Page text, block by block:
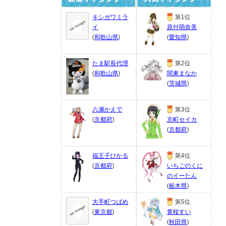
キシガワミラ
イ
(和歌山県)
たま駅長代理
(和歌山県)
八瀬かえで
(京都府)
福王子ひかる
(京都府)
大手町つばめ
(東京都)
第1位
原付萌奈美
(愛知県)
第2位
関東まなか
(茨城県)
第3位
京町セイカ
(京都府)
第4位
いちごのくに
のイーたん
(栃木県)
第5位
黄桜すい
(秋田県)